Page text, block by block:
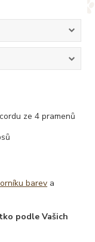
ze 4 pramenů
barev a
podle Vašich